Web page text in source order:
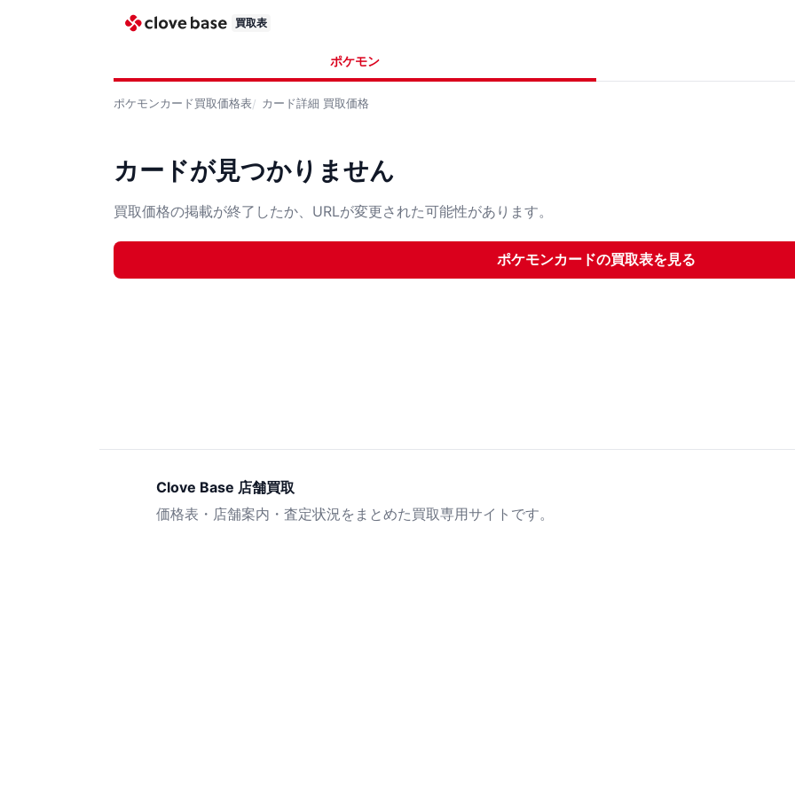
買取表
ポケモン
ポケモンカード買取価格表 カード詳細 買取価格
カードが見つかりません
買取価格の掲載が終了したか、URLが変更された可能性があります。
ポケモンカードの買取表を見る
Clove Base 店舗買取
価格表・店舗案内・査定状況をまとめた買取専用サイトです。